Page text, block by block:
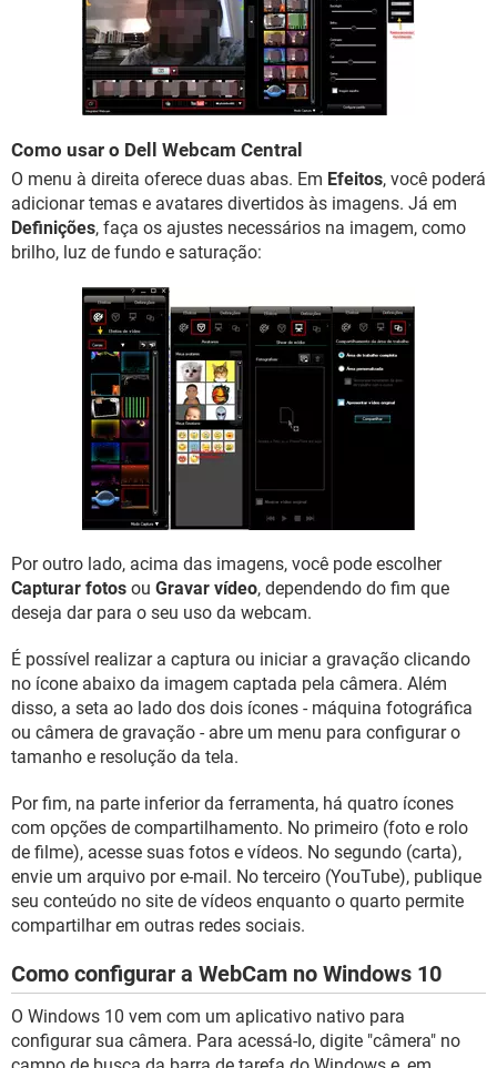
Como usar o Dell Webcam Central
O menu à direita oferece duas abas. Em Efeitos, você poderá
adicionar temas e avatares divertidos às imagens. Já em
Definições, faça os ajustes necessários na imagem, como
brilho, luz de fundo e saturação:
Por outro lado, acima das imagens, você pode escolher
Capturar fotos ou Gravar vídeo, dependendo do fim que
deseja dar para o seu uso da webcam.
É possível realizar a captura ou iniciar a gravação clicando
no ícone abaixo da imagem captada pela câmera. Além
disso, a seta ao lado dos dois ícones - máquina fotográfica
ou câmera de gravação - abre um menu para configurar o
tamanho e resolução da tela.
Por fim, na parte inferior da ferramenta, há quatro ícones
com opções de compartilhamento. No primeiro (foto e rolo
de filme), acesse suas fotos e vídeos. No segundo (carta),
envie um arquivo por e-mail. No terceiro (YouTube), publique
seu conteúdo no site de vídeos enquanto o quarto permite
compartilhar em outras redes sociais.
Como configurar a WebCam no Windows 10
O Windows 10 vem com um aplicativo nativo para
configurar sua câmera. Para acessá-lo, digite "câmera" no